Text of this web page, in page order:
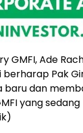
GMFI, Ade
berharap Pak
baru dan
yang